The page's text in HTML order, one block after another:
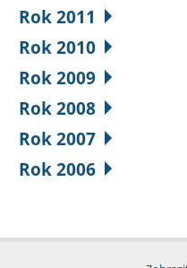
Rok 2011
Rok 2010
Rok 2009
Rok 2008
Rok 2007
Rok 2006